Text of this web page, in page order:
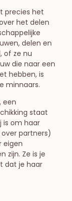
precies het
het delen
delen en
of ze nu
die naar een
hebben, is
minnaars.
een
staat
is om haar
partners)
eigen
zijn. Ze is je
dat je haar